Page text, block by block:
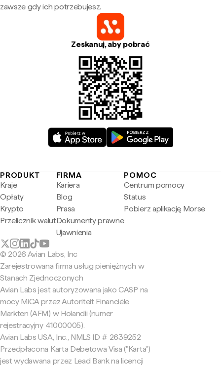
zawsze gdy ich potrzebujesz.
Zeskanuj, aby pobrać
PRODUKT
Kraje
Opłaty
Krypto
Przelicznik walut
FIRMA
Kariera
Blog
Prasa
Dokumenty prawne
Ujawnienia
POMOC
Centrum pomocy
Status
Pobierz aplikację Morse
© 2026 Avian Labs, Inc
Zarejestrowana firma usług pieniężnych w
Stanach Zjednoczonych
Avian Labs jest autoryzowana jako CASP na
mocy MiCA przez Autoriteit Financiële
Markten (AFM) w Holandii (numer
rejestracyjny 41000005).
Avian Labs USA, Inc., NMLS ID # 2639252
Przedpłacona Karta Debetowa Visa ("Karta")
jest wydawana przez Lead Bank na licencji